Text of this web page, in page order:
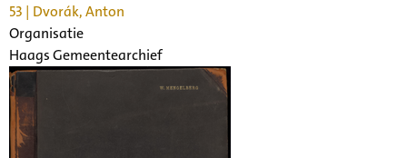
53 | Dvorák, Anton
Organisatie
Haags Gemeentearchief